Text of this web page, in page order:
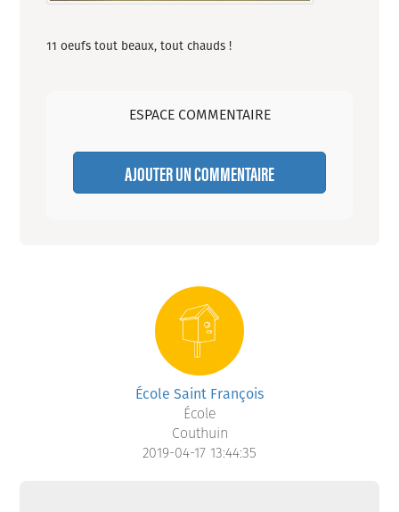
11 oeufs tout beaux, tout chauds !
ESPACE COMMENTAIRE
AJOUTER UN COMMENTAIRE
École Saint François
École
Couthuin
2019-04-17 13:44:35